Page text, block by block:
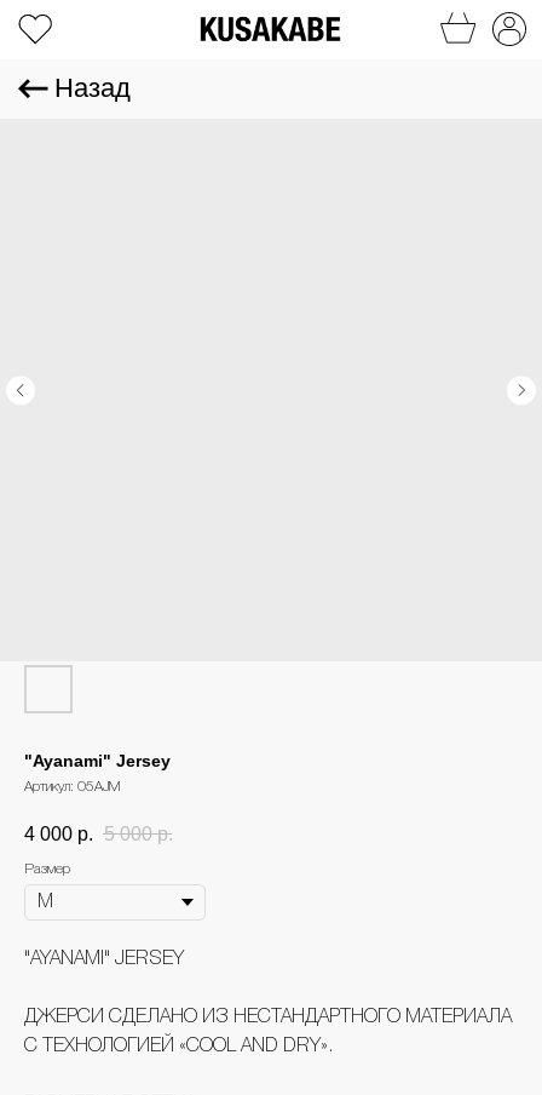
"Ayanami" Jersey
Артикул: 05AJM
4 000 р. 5 000 р.
Размер
"AYANAMI" JERSEY
ДЖЕРСИ СДЕЛАНО ИЗ НЕСТАНДАРТНОГО МАТЕРИАЛА
С ТЕХНОЛОГИЕЙ «COOL AND DRY».